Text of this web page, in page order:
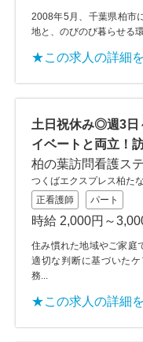
2008年5月、千葉県柏市
地と、のびのび暮らせる
★この求人の詳細
土日祝休み◎週3日
イベートと両立！
柏の葉訪問看護ス
つくばエクスプレス柏た
正看護師
パート
時給 2,000円～
住み慣れた地域やご家庭
適切な判断に基づいた
務...
★この求人の詳細